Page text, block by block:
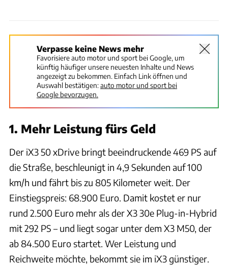
Verpasse keine News mehr
Favorisiere auto motor und sport bei Google, um
künftig häufiger unsere neuesten Inhalte und News
angezeigt zu bekommen. Einfach Link öffnen und
Auswahl bestätigen:auto motor und sport bei
Google bevorzugen.
1. Mehr Leistung fürs Geld
Der iX3 50 xDrive bringt beeindruckende 469 PS auf
die Straße, beschleunigt in 4,9 Sekunden auf 100
km/h und fährt bis zu 805 Kilometer weit. Der
Einstiegspreis: 68.900 Euro. Damit kostet er nur
rund 2.500 Euro mehr als der X3 30e Plug-in-Hybrid
mit 292 PS – und liegt sogar unter dem X3 M50, der
ab 84.500 Euro startet. Wer Leistung und
Reichweite möchte, bekommt sie im iX3 günstiger.